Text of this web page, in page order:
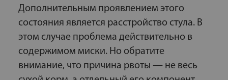
Дополнительным проявлением этого
состояния является расстройство стула. В
этом случае проблема действительно в
содержимом миски. Но обратите
внимание, что причина рвоты — не весь